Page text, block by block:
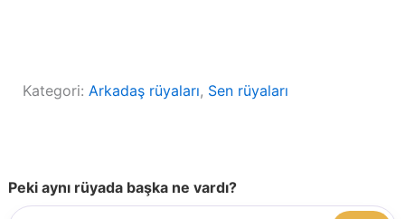
Kategori: Arkadaş rüyaları, Sen rüyaları
Peki aynı rüyada başka ne vardı?